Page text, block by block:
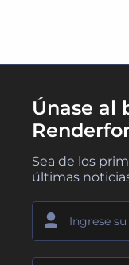
Únase al
Sea de los
últimas